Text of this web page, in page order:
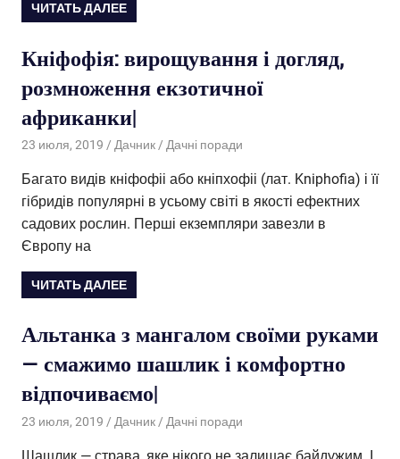
ЧИТАТЬ ДАЛЕЕ
Кніфофія: вирощування і догляд,
розмноження екзотичної
африканки|
23 июля, 2019 Дачник Дачні поради
Багато видів кніфофіі або кніпхофіі (лат. Kniphofia) і її
гібридів популярні в усьому світі в якості ефектних
садових рослин. Перші екземпляри завезли в
Європу на
ЧИТАТЬ ДАЛЕЕ
Альтанка з мангалом своїми руками
— смажимо шашлик і комфортно
відпочиваємо|
23 июля, 2019 Дачник Дачні поради